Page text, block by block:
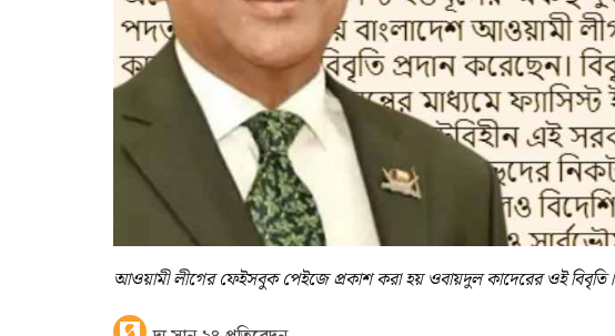
আওয়ামী লীগের ফেইসবুক পেইজে প্রকাশ করা হয় ওবায়দুল কাদেরের ওই বিবৃতি।